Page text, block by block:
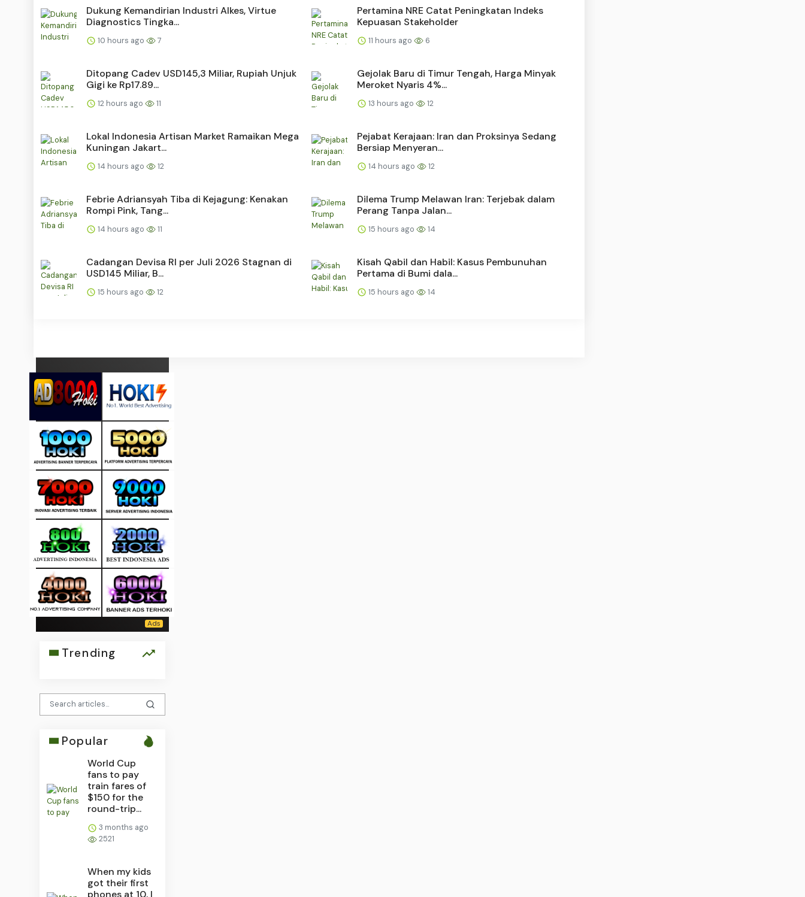
Dukung Kemandirian Industri Alkes, Virtue
Diagnostics Tingka...
10 hours ago 7
Pertamina NRE Catat Peningkatan Indeks
Kepuasan Stakeholder
11 hours ago 6
Ditopang Cadev USD145,3 Miliar, Rupiah Unjuk
Gigi ke Rp17.89...
12 hours ago 11
Gejolak Baru di Timur Tengah, Harga Minyak
Meroket Nyaris 4%...
13 hours ago 12
Lokal Indonesia Artisan Market Ramaikan Mega
Kuningan Jakart...
14 hours ago 12
Pejabat Kerajaan: Iran dan Proksinya Sedang
Bersiap Menyeran...
14 hours ago 12
Febrie Adriansyah Tiba di Kejagung: Kenakan
Rompi Pink, Tang...
14 hours ago 11
Dilema Trump Melawan Iran: Terjebak dalam
Perang Tanpa Jalan...
15 hours ago 14
Cadangan Devisa RI per Juli 2026 Stagnan di
USD145 Miliar, B...
15 hours ago 12
Kisah Qabil dan Habil: Kasus Pembunuhan
Pertama di Bumi dala...
15 hours ago 14
Trending
Popular
World Cup
fans to pay
train fares of
$150 for the
round-trip...
3 months ago
2521
When my kids
got their first
phones at 10, I